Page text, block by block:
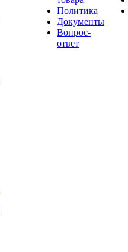
Политика
Документы
Вопрос-
ответ